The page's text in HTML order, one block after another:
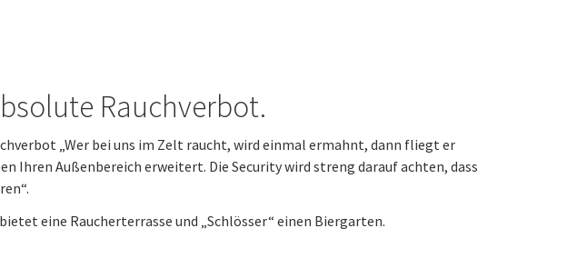
Rauchverbot.
„Wer bei uns im Zelt raucht, wird einmal ermahnt, dann fliegt er
Ihren Außenbereich erweitert. Die Security wird streng darauf achten, dass
eine Raucherterrasse und „Schlösser“ einen Biergarten.